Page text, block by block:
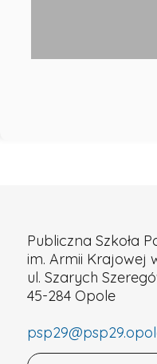
Publiczna Szkoła
im. Armii Krajowej
ul. Szarych
45-284 Opole